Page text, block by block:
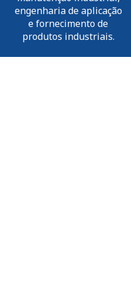
engenharia de aplicação
e fornecimento de
produtos industriais.